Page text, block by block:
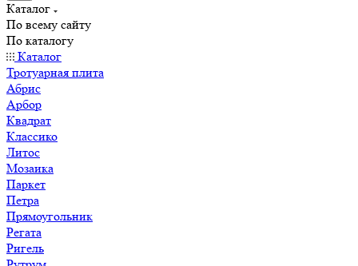
Каталог
По всему сайту
По каталогу
Каталог
Тротуарная плита
Абрис
Арбор
Квадрат
Классико
Литос
Мозаика
Паркет
Петра
Прямоугольник
Регата
Ригель